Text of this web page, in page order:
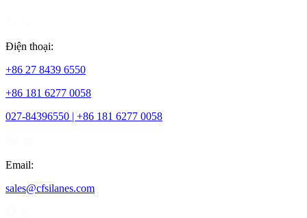
Điện thoại:
+86 27 8439 6550
+86 181 6277 0058
027-84396550 | +86 181 6277 0058
Email:
sales@cfsilanes.com